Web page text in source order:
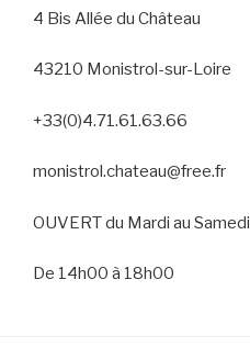
4 Bis Allée du Château
43210 Monistrol-sur-Loire
+33(0)4.71.61.63.66
monistrol.chateau@free.fr
OUVERT du Mardi au Samedi
De 14h00 à 18h00